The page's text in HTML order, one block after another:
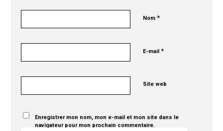
Nom*
E-mail*
Site web
Enregistrer mon nom, mon e-mail et mon site dans le
navigateur pour mon prochain commentaire.